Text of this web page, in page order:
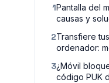
1Pantalla del
causas y
2Transfiere
ordenador:
3¿Móvil
código PUK